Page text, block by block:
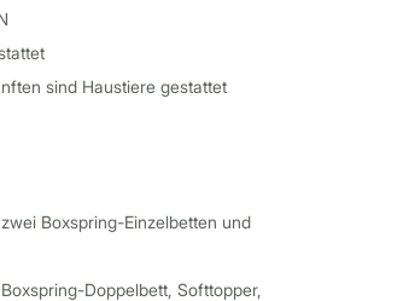
sind Haustiere gestattet
Boxspring-Einzelbetten und
Doppelbett, Softtopper,